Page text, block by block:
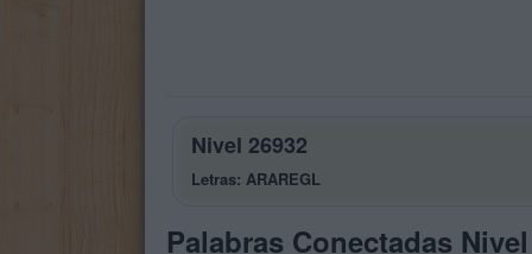
Nivel 26932
Letras: ARAREGL
Palabras Conectadas